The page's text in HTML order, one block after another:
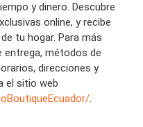
y dinero. Descubre
online, y recibe
tu hogar. Para más
entrega, métodos de
direcciones y
el sitio web
.